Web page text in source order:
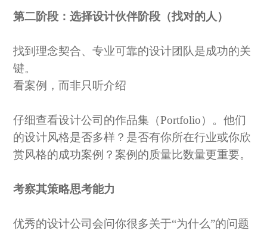
第二阶段：选择设计伙伴阶段（找对的人）
找到理念契合、专业可靠的设计团队是成功的关
键。
看案例，而非只听介绍
仔细查看设计公司的作品集（Portfolio）。他们
的设计风格是否多样？是否有你所在行业或你欣
赏风格的成功案例？案例的质量比数量更重要。
考察其策略思考能力
优秀的设计公司会问你很多关于“为什么”的问题